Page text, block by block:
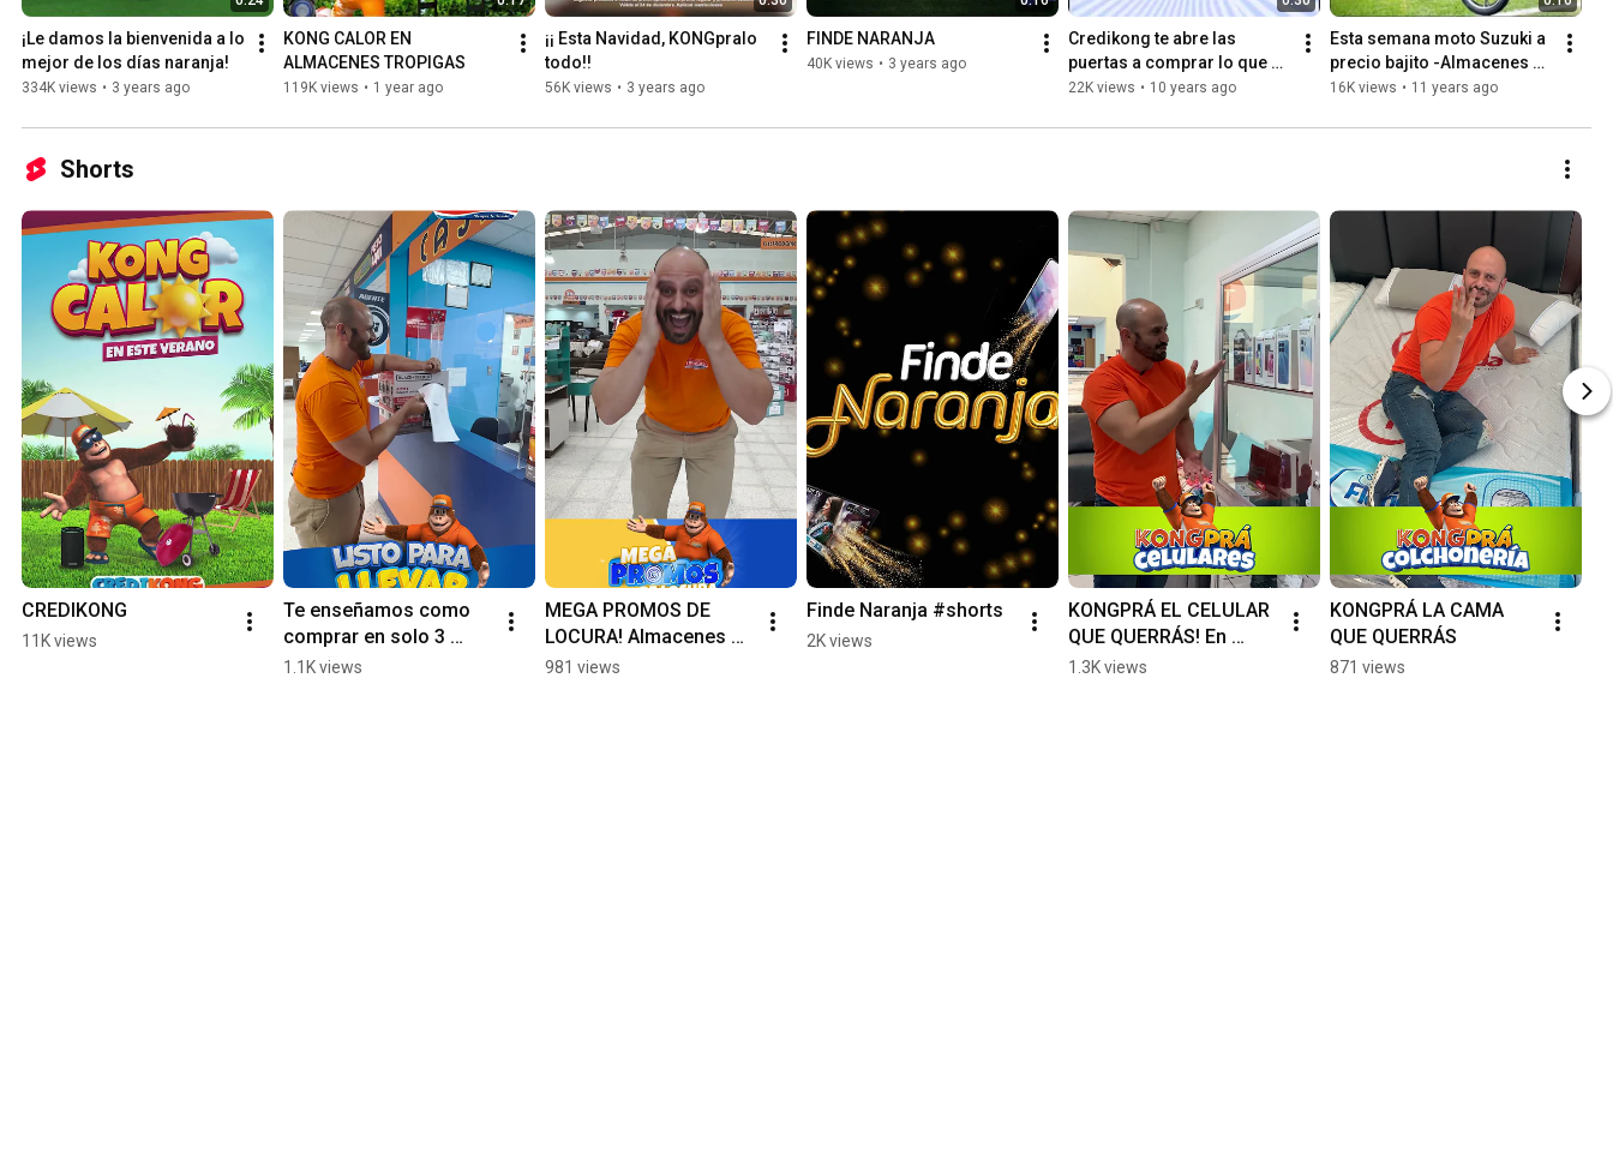
¡Le damos la bienvenida a lo
mejor de los días naranja!
334K views • 3 years ago
KONG CALOR EN
ALMACENES TROPIGAS
119K views • 1 year ago
¡¡ Esta Navidad, KONGpralo
todo!!
56K views • 3 years ago
FINDE NARANJA
40K views • 3 years ago
Credikong te abre las
puertas a comprar lo que
necesitas -Almacenes
22K views • 10 years ago
Esta semana moto Suzuki a
precio bajito -Almacenes
Tropigas Guatemala
16K views • 11 years ago
Shorts
CREDIKONG
11K views
Te enseñamos como
comprar en solo 3
pasos en Almacenes
1.1K views
MEGA PROMOS DE
LOCURA! Almacenes
Tropigas
981 views
Finde Naranja #shorts
2K views
KONGPRÁ EL CELULAR
QUE QUERRÁS! En
Almacenes Tropigas
1.3K views
KONGPRÁ LA CAMA
QUE QUERRÁS
871 views